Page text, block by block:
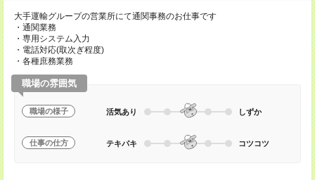
大手運輸グループの営業所にて通関事務のお仕事です
・通関業務
・専用システム入力
・電話対応(取次ぎ程度)
・各種庶務業務
職場の雰囲気
職場の様子 活気あり しずか
仕事の仕方 テキパキ コツコツ